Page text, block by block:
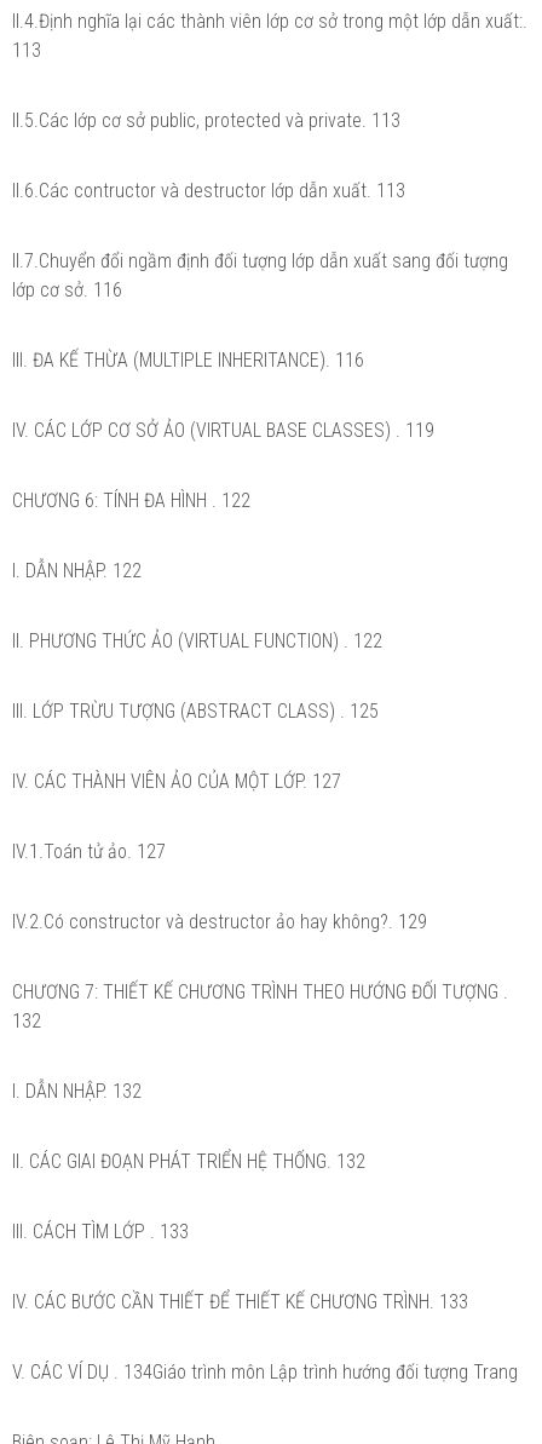
II.4.Định nghĩa lại các thành viên lớp cơ sở trong một lớp dẫn xuất:.
113
II.5.Các lớp cơ sở public, protected và private. 113
II.6.Các contructor và destructor lớp dẫn xuất. 113
II.7.Chuyển đổi ngầm định đối tượng lớp dẫn xuất sang đối tượng
lớp cơ sở. 116
III. ĐA KẾ THỪA (MULTIPLE INHERITANCE). 116
IV. CÁC LỚP CƠ SỞ ẢO (VIRTUAL BASE CLASSES) . 119
CHƯƠNG 6: TÍNH ĐA HÌNH . 122
I. DẪN NHẬP. 122
II. PHƯƠNG THỨC ẢO (VIRTUAL FUNCTION) . 122
III. LỚP TRỪU TƯỢNG (ABSTRACT CLASS) . 125
IV. CÁC THÀNH VIÊN ẢO CỦA MỘT LỚP. 127
IV.1.Toán tử ảo. 127
IV.2.Có constructor và destructor ảo hay không?. 129
CHƯƠNG 7: THIẾT KẾ CHƯƠNG TRÌNH THEO HƯỚNG ĐỐI TƯỢNG .
132
I. DẪN NHẬP. 132
II. CÁC GIAI ĐOẠN PHÁT TRIỂN HỆ THỐNG. 132
III. CÁCH TÌM LỚP . 133
IV. CÁC BƯỚC CẦN THIẾT ĐỂ THIẾT KẾ CHƯƠNG TRÌNH. 133
V. CÁC VÍ DỤ . 134Giáo trình môn Lập trình hướng đối tượng Trang